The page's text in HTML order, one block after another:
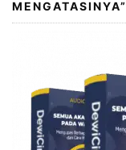
MENGATASINYA”